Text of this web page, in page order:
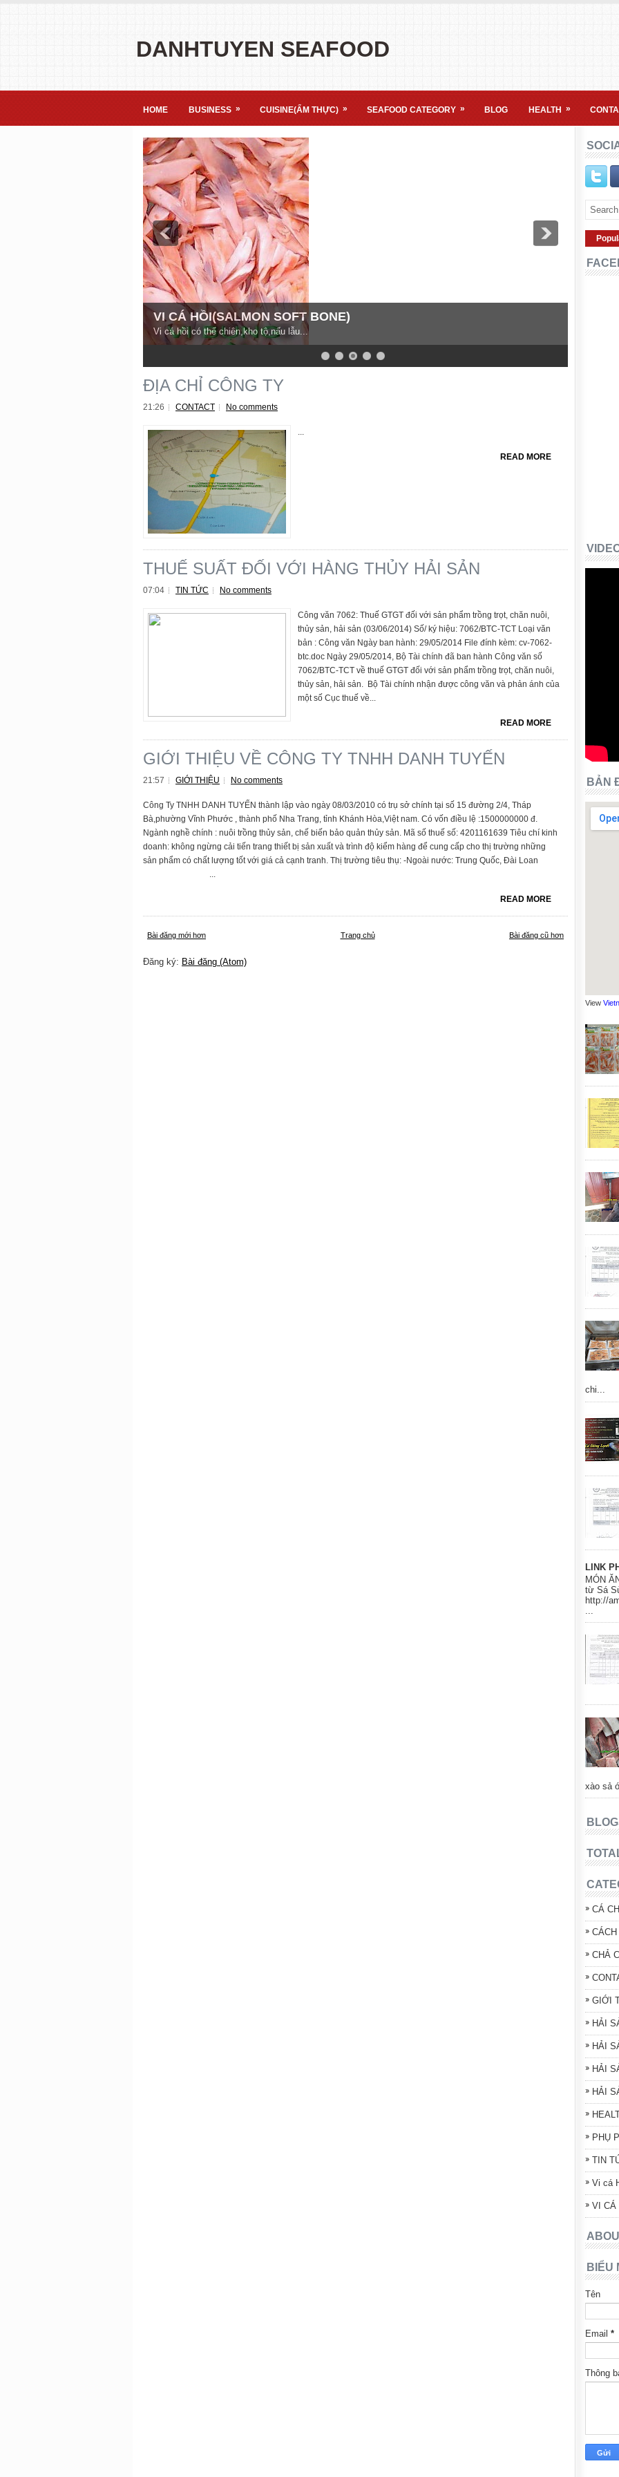
DANHTUYEN SEAFOOD
HOME BUSINESS » CUISINE(ẨM THỰC) » SEAFOOD CATEGORY » BLOG HEALTH »
VI CÁ HỒI(SALMON SOFT BONE)
Vi cá hồi có thể chiên,kho tộ,nấu lẫu...
ĐỊA CHỈ CÔNG TY
21:26 CONTACT No comments
...
READ MORE
THUẾ SUẤT ĐỐI VỚI HÀNG THỦY HẢI SẢN
07:04 TIN TỨC No comments
Công văn 7062: Thuế GTGT đối với sản phẩm trồng trọt, chăn nuôi,
thủy sản, hải sản (03/06/2014) Số/ ký hiệu: 7062/BTC-TCT Loại văn
bản : Công văn Ngày ban hành: 29/05/2014 File đính kèm: cv-7062-
btc.doc Ngày 29/05/2014, Bộ Tài chính đã ban hành Công văn số
7062/BTC-TCT về thuế GTGT đối với sản phẩm trồng trọt, chăn nuôi,
thủy sản, hải sản. Bộ Tài chính nhận được công văn và phản ánh của
một số Cục thuế về...
READ MORE
GIỚI THIỆU VỀ CÔNG TY TNHH DANH TUYẾN
21:57 GIỚI THIỆU No comments
Công Ty TNHH DANH TUYẾN thành lập vào ngày 08/03/2010 có trụ sở chính tại số 15 đường 2/4, Tháp
Bà,phường Vĩnh Phước , thành phố Nha Trang, tỉnh Khánh Hòa,Việt nam. Có vốn điều lệ :1500000000 đ.
Ngành nghề chính : nuôi trồng thủy sản, chế biến bảo quản thủy sản. Mã số thuế số: 4201161639 Tiêu chí kinh
doanh: không ngừng cải tiến trang thiết bị sản xuất và trình độ kiểm hàng để cung cấp cho thị trường những
sản phẩm có chất lượng tốt với giá cả cạnh tranh. Thị trường tiêu thụ: -Ngoài nước: Trung Quốc, Đài Loan
...
READ MORE
Bài đăng mới hơn Bài đăng cũ hơn
Trang chủ
Đăng ký: Bài đăng (Atom)
BẢN
View
chi...
LINK
MÓN
từ Sá
http://
xào sả
CÁ
CHẢ
GIỚI
HẢI
HẢI
HẢI
HẢI
PHỤ
TIN
Vi cá
VI CÁ
BIỂU
Tên
Email *
Thông